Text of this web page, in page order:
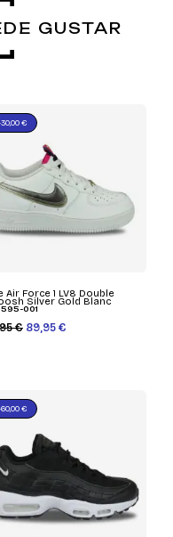
GUSTAR
Air Force 1 LV8 Double
Silver Gold Blanc
001
€ 89,95 €
€
€